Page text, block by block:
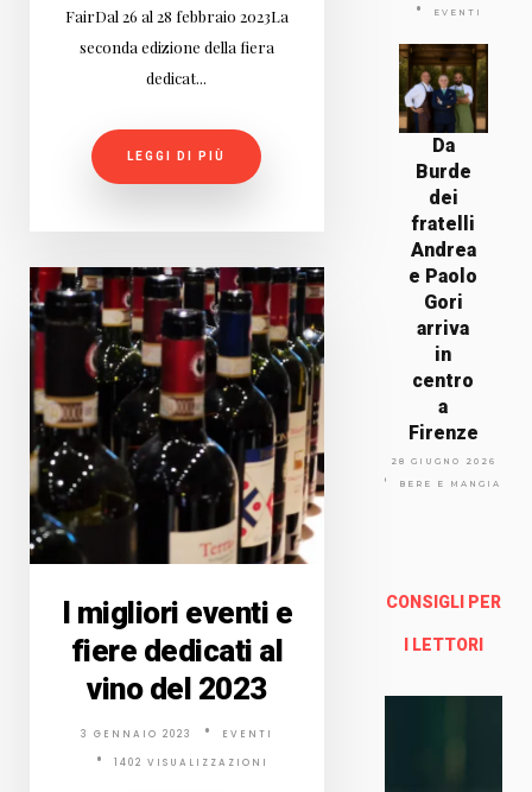
FairDal 26 al 28 febbraio 2023La
seconda edizione della fiera
dedicat...
LEGGI DI PIÙ
I migliori eventi e
fiere dedicati al
vino del 2023
3 GENNAIO 2023 EVENTI
1402 VISUALIZZAZIONI
EVENTI
Da
Burde
dei
fratelli
Andrea
e Paolo
Gori
arriva
in
centro
a
Firenze
28 GIUGNO 2026
BERE E MANGIARE
CONSIGLI PER
I LETTORI
Via
Arno
nze
Enoteca Online e al dettaglio